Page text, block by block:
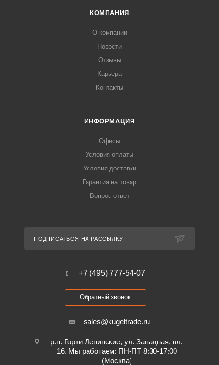
КОМПАНИЯ
О компании
Новости
Отзывы
Карьера
Контакты
ИНФОРМАЦИЯ
Офисы
Условия оплаты
Условия доставки
Гарантия на товар
Вопрос-ответ
ПОДПИСАТЬСЯ НА РАССЫЛКУ
+7 (495) 777-54-07
Обратный звонок
sales@kugeltrade.ru
р.п. Горки Ленинские, ул. Западная, вл.
16. Мы работаем: ПН-ПТ 8:30-17:00
(Москва)